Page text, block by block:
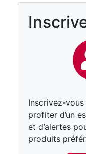
Inscrivez-
profiter d’un
et d’alertes
produits